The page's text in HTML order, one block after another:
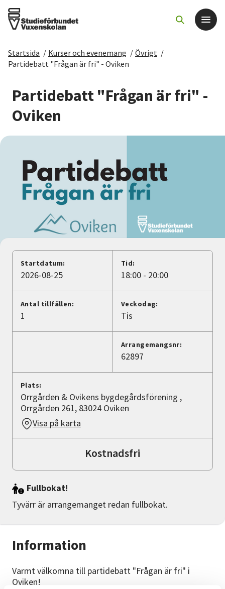
Det här gör vi
För dig som
Sök kurser och evenemang
Starta studiecirkel
Cirkelledare
Nyheter
Avdelningar
Lyssna
Startsida / Kurser och evenemang / Övrigt /
Partidebatt "Frågan är fri" - Oviken
Partidebatt "Frågan är fri" -
Oviken
Information
Varmt välkomna till partidebatt "Frågan är fri" i
Oviken!
Startdatum:
2026-08-25
Tid:
18:00 - 20:00
Antal tillfällen:
1
Veckodag:
Tis
Arrangemangsnr:
62897
Plats:
Orrgården & Ovikens bygdegårdsförening ,
Orrgården 261, 83024 Oviken
Visa på karta
Kostnadsfri
Fullbokat!
Tyvärr är arrangemanget redan fullbokat.